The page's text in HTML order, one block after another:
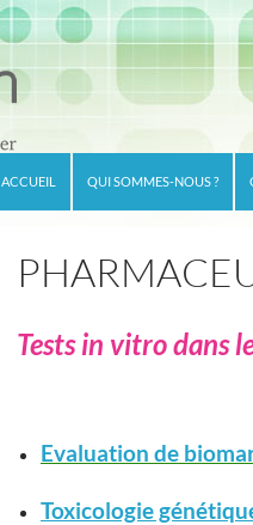
ACCUEIL
QUI SOMMES-NOUS ?
Tests in vitro dans
Evaluation de
Toxicologie